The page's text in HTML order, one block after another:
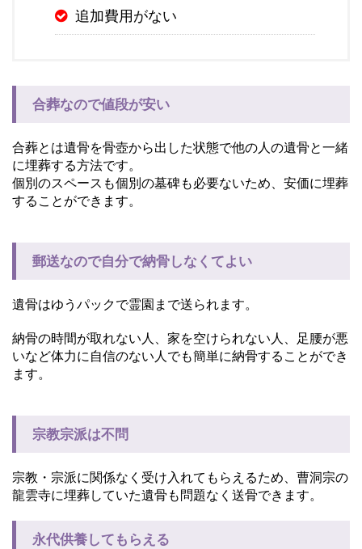
追加費用がない
合葬なので値段が安い
合葬とは遺骨を骨壺から出した状態で他の人の遺骨と一緒
に埋葬する方法です。
個別のスペースも個別の墓碑も必要ないため、安価に埋葬
することができます。
郵送なので自分で納骨しなくてよい
遺骨はゆうパックで霊園まで送られます。
納骨の時間が取れない人、家を空けられない人、足腰が悪
いなど体力に自信のない人でも簡単に納骨することができ
ます。
宗教宗派は不問
宗教・宗派に関係なく受け入れてもらえるため、曹洞宗の
龍雲寺に埋葬していた遺骨も問題なく送骨できます。
永代供養してもらえる